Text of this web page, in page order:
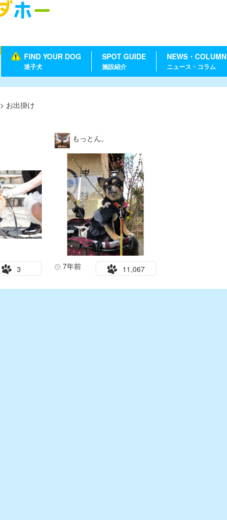
FIND YOUR DOG
迷子犬
SPOT GUIDE
施設紹介
NEWS・COLUMN
ニュース・コラム
> お出掛け
3
もっとん。
7年前 11,067